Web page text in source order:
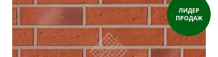
ЛИДЕР
ПРОДАЖ